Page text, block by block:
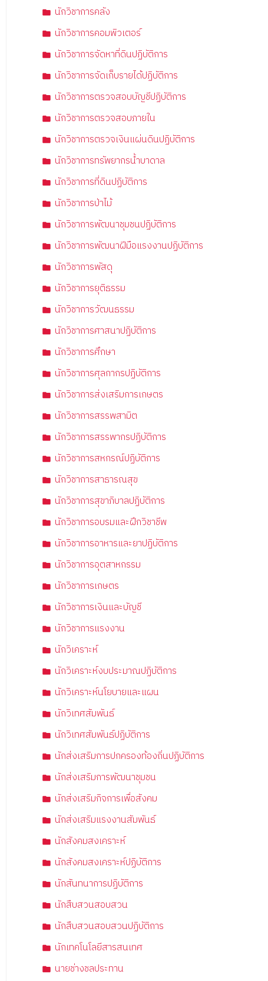
นักวิชาการคลัง
นักวิชาการคอมพิวเตอร์
นักวิชาการจัดหาที่ดินปฏิบัติการ
นักวิชาการจัดเก็บรายได้ปฏิบัติการ
นักวิชาการตรวจสอบบัญชีปฏิบัติการ
นักวิชาการตรวจสอบภายใน
นักวิชาการตรวจเงินแผ่นดินปฏิบัติการ
นักวิชาการทรัพยากรน้ำบาดาล
นักวิชาการที่ดินปฏิบัติการ
นักวิชาการป่าไม้
นักวิชาการพัฒนาชุมชนปฏิบัติการ
นักวิชาการพัฒนาฝีมือแรงงานปฏิบัติการ
นักวิชาการพัสดุ
นักวิชาการยุติธรรม
นักวิชาการวัฒนธรรม
นักวิชาการศาสนาปฏิบัติการ
นักวิชาการศึกษา
นักวิชาการศุลกากรปฏิบัติการ
นักวิชาการส่งเสริมการเกษตร
นักวิชาการสรรพสามิต
นักวิชาการสรรพากรปฏิบัติการ
นักวิชาการสหกรณ์ปฏิบัติการ
นักวิชาการสาธารณสุข
นักวิชาการสุขาภิบาลปฏิบัติการ
นักวิชาการอบรมและฝึกวิชาชีพ
นักวิชาการอาหารและยาปฏิบัติการ
นักวิชาการอุตสาหกรรม
นักวิชาการเกษตร
นักวิชาการเงินและบัญชี
นักวิชาการแรงงาน
นักวิเคราะห์
นักวิเคราะห์งบประมาณปฏิบัติการ
นักวิเคราะห์นโยบายและแผน
นักวิเทศสัมพันธ์
นักวิเทศสัมพันธ์ปฏิบัติการ
นักส่งเสริมการปกครองท้องถิ่นปฏิบัติการ
นักส่งเสริมการพัฒนาชุมชน
นักส่งเสริมกิจการเพื่อสังคม
นักส่งเสริมแรงงานสัมพันธ์
นักสังคมสงเคราะห์
นักสังคมสงเคราะห์ปฏิบัติการ
นักสันทนาการปฏิบัติการ
นักสืบสวนสอบสวน
นักสืบสวนสอบสวนปฏิบัติการ
นักเทคโนโลยีสารสนเทศ
นายช่างชลประทาน